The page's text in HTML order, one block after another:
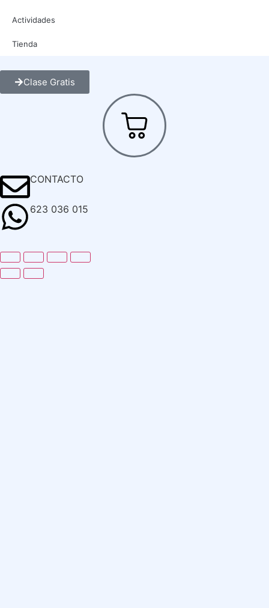
Actividades
Tienda
Clase Gratis
CONTACTO
623 036 015